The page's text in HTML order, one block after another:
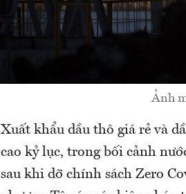
Ảnh
Xuất khẩu dầu thô giá rẻ và
cao kỷ lục, trong bối cảnh
sau khi dỡ chính sách Zero